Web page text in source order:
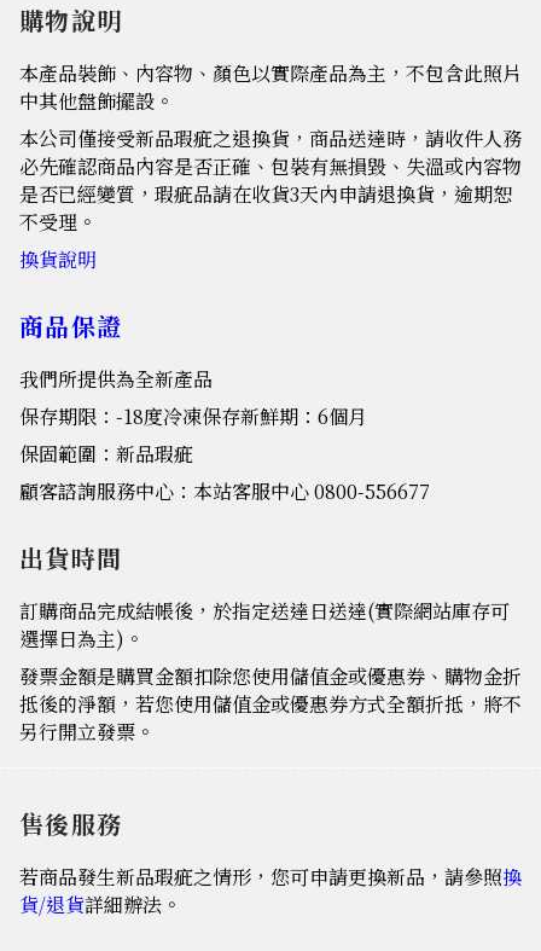
購物說明
本產品裝飾、內容物、顏色以實際產品為主，不包含此照片
中其他盤飾擺設。
本公司僅接受新品瑕疵之退換貨，商品送達時，請收件人務
必先確認商品內容是否正確、包裝有無損毀、失溫或內容物
是否已經變質，瑕疵品請在收貨3天內申請退換貨，逾期恕
不受理。
換貨說明
商品保證
我們所提供為全新產品
保存期限：-18度冷凍保存新鮮期：6個月
保固範圍：新品瑕疵
顧客諮詢服務中心：本站客服中心 0800-556677
出貨時間
訂購商品完成結帳後，於指定送達日送達(實際網站庫存可
選擇日為主)。
發票金額是購買金額扣除您使用儲值金或優惠券、購物金折
抵後的淨額，若您使用儲值金或優惠券方式全額折抵，將不
另行開立發票。
售後服務
若商品發生新品瑕疵之情形，您可申請更換新品，請參照換
貨/退貨詳細辦法。